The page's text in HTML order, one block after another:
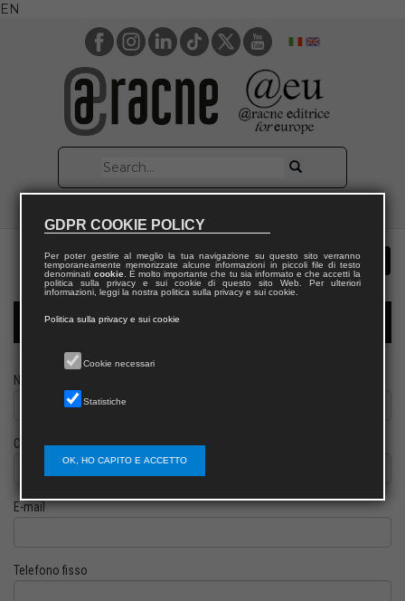
EN
Modulo richiesta saggio docente
Nome
Cognome
E-mail
Telefono fisso
GDPR COOKIE POLICY
Per poter gestire al meglio la tua navigazione su questo sito verranno
temporaneamente memorizzate alcune informazioni in piccoli file di testo
denominati cookie. È molto importante che tu sia informato e che accetti la
politica sulla privacy e sui cookie di questo sito Web. Per ulteriori
informazioni, leggi la nostra politica sulla privacy e sui cookie.
Politica sulla privacy e sui cookie
Cookie necessari
Statistiche
OK, HO CAPITO E ACCETTO